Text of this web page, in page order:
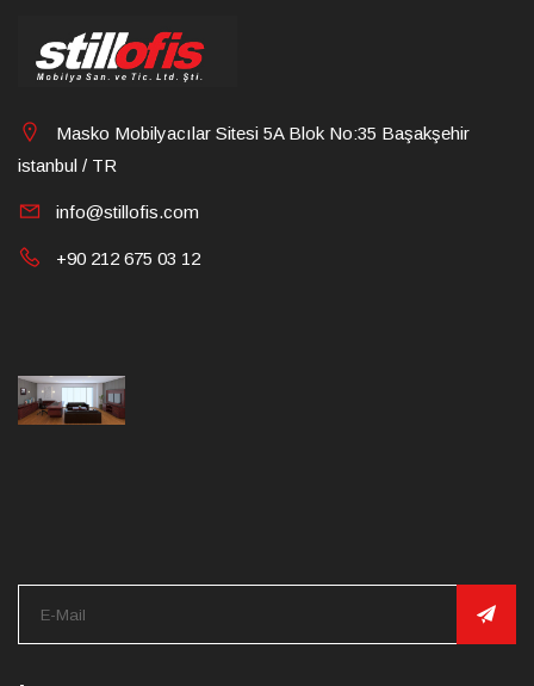
Masko Mobilyacılar Sitesi 5A Blok No:35 Başakşehir
istanbul / TR
info@stillofis.com
+90 212 675 03 12